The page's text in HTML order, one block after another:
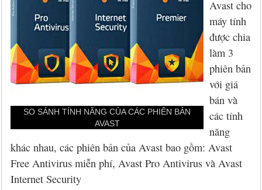
Đặt mua
Liên hệ
Eset NOD32 2027
Panda 2026, 2027
CMC InfoSec
Sucuri Website Scanner
Bkav Heartbleed Scanner
Cứu dữ liệu bị virus mã hóa
Diệt virus mã hóa dữ liệu
Đặt mua Eset
Đặt mua Panda
Đặt mua BullGuard
Đặt mua F-Secure
Đặt mua Malwarebytes
Chính sách bảo mật
Thông tin về BB.Com.Vn
SO SÁNH TÍNH NĂNG CỦA CÁC PHIÊN BẢN
AVAST
Avast cho
máy tính
được chia
làm 3
phiên bản
với giá
bán và
các tính
năng
khác nhau, các phiên bản của Avast bao gồm: Avast
Free Antivirus miễn phí, Avast Pro Antivirus và Avast
Internet Security